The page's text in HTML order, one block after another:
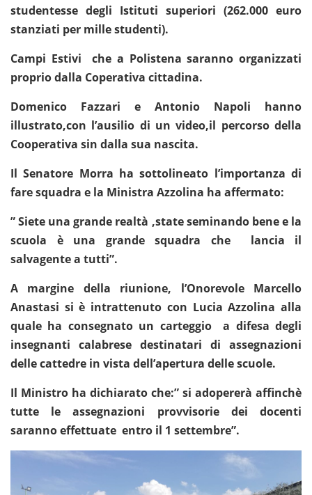
studentesse degli Istituti superiori (262.000 euro
stanziati per mille studenti).
Campi Estivi che a Polistena saranno organizzati
proprio dalla Coperativa cittadina.
Domenico Fazzari e Antonio Napoli hanno
illustrato,con l’ausilio di un video,il percorso della
Cooperativa sin dalla sua nascita.
Il Senatore Morra ha sottolineato l’importanza di
fare squadra e la Ministra Azzolina ha affermato:
” Siete una grande realtà ,state seminando bene e la
scuola è una grande squadra che lancia il
salvagente a tutti”.
A margine della riunione, l’Onorevole Marcello
Anastasi si è intrattenuto con Lucia Azzolina alla
quale ha consegnato un carteggio a difesa degli
insegnanti calabrese destinatari di assegnazioni
delle cattedre in vista dell’apertura delle scuole.
Il Ministro ha dichiarato che:” si adopererà affinchè
tutte le assegnazioni provvisorie dei docenti
saranno effettuate entro il 1 settembre”.